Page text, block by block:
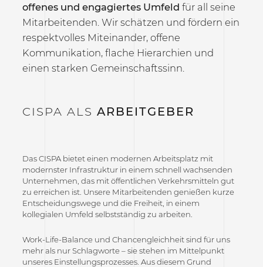
offenes und engagiertes Umfeld für all seine
Mitarbeitenden. Wir schätzen und fördern ein
respektvolles Miteinander, offene
Kommunikation, flache Hierarchien und
einen starken Gemeinschaftssinn.
CISPA ALS ARBEITGEBER
Das CISPA bietet einen modernen Arbeitsplatz mit
modernster Infrastruktur in einem schnell wachsenden
Unternehmen, das mit öffentlichen Verkehrsmitteln gut
zu erreichen ist. Unsere Mitarbeitenden genießen kurze
Entscheidungswege und die Freiheit, in einem
kollegialen Umfeld selbstständig zu arbeiten.
Work-Life-Balance und Chancengleichheit sind für uns
mehr als nur Schlagworte – sie stehen im Mittelpunkt
unseres Einstellungsprozesses. Aus diesem Grund